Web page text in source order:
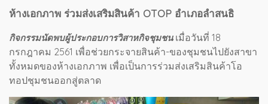
ห้างเอกภาพ ร่วมส่งเสริมสินค้า OTOP อำเภอลำสนธิ
กิจกรรมนัดพบผู้ประกอบการวิสาหกิจชุมชน เมื่อวันที่ 18
กรกฎาคม 2561 เพื่อช่วยกระจายสินค้า-ของชุมชนไปยังสาขา
ทั้งหมดของห้างเอกภาพ เพื่อเป็นการร่วมส่งเสริมสินค้าโอ
ทอปชุมชนออกสู่ตลาด